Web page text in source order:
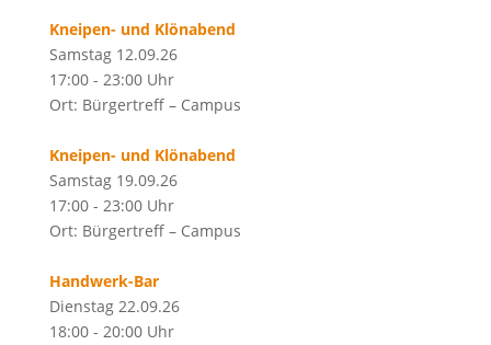
Kneipen- und Klönabend
Samstag 12.09.26
17:00 - 23:00 Uhr
Ort: Bürgertreff – Campus
Kneipen- und Klönabend
Samstag 19.09.26
17:00 - 23:00 Uhr
Ort: Bürgertreff – Campus
Handwerk-Bar
Dienstag 22.09.26
18:00 - 20:00 Uhr